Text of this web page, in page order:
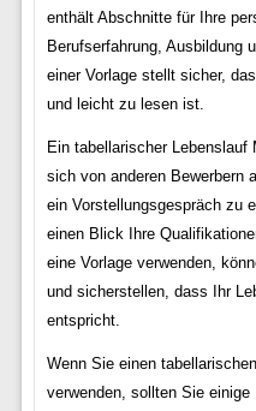
enthält Abschnitte für Ihre
Berufserfahrung, Ausbildung
einer Vorlage stellt sicher,
und leicht zu lesen ist.
Ein tabellarischer Lebenslauf
sich von anderen Bewerbern
ein Vorstellungsgespräch zu
einen Blick Ihre
eine Vorlage verwenden,
und sicherstellen, dass Ihr
entspricht.
Wenn Sie einen
verwenden, sollten Sie